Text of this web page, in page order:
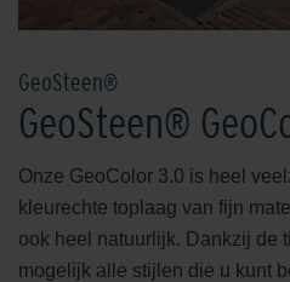
GeoSteen®
GeoSteen®
Onze GeoColor 3.0 is heel
kleurechte toplaag van fijn
ook heel natuurlijk. Dankzij de
mogelijk alle stijlen die u kunt